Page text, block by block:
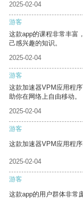
2025-02-04
游客
这款app的课程非常丰富
己感兴趣的知识。
2025-02-04
游客
这款加速器VPM应用程
助你在网络上自由移动。
2025-02-04
游客
这款加速器VPM应用程
2025-02-04
游客
这款app的用户群体非常